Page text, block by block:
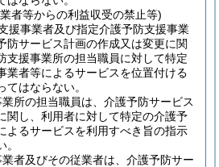
者等からの利益収受の禁止等)
援事業者及び指定介護予防支援事業
防サービス計画の作成又は変更に関
支援事業所の担当職員に対して特定
業者等によるサービスを位置付ける
はならない。
所の担当職員は、介護予防サービス
関し、利用者に対して特定の介護予
よるサービスを利用すべき旨の指示
者及びその従業者は、介護予防サー